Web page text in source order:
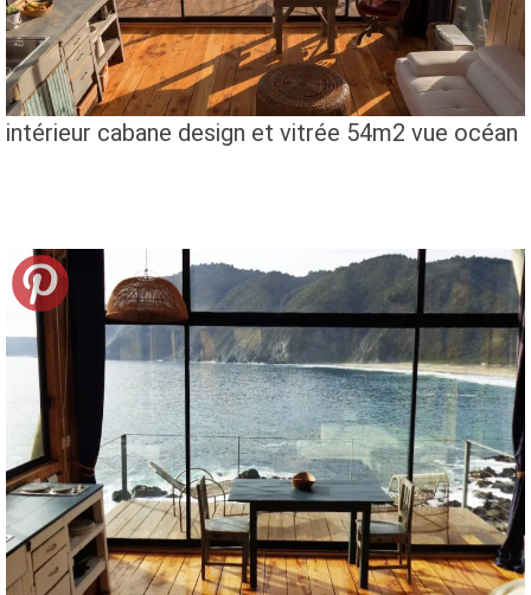
intérieur cabane design et vitrée 54m2 vue océan